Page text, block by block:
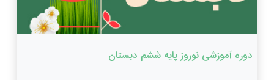
دوره آموزشی نوروز پایه ششم دبستان